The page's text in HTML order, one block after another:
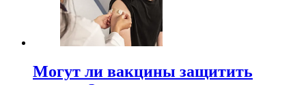
Могут ли вакцины защитить